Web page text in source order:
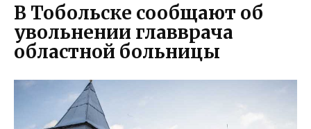
В Тобольске сообщают об
увольнении главврача
областной больницы